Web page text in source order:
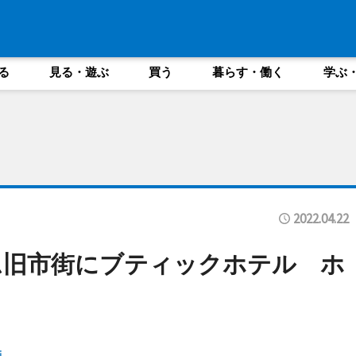
見る・遊ぶ 買う 暮らす・働く 学ぶ
2022.04.22
市街にブティックホテル ホ